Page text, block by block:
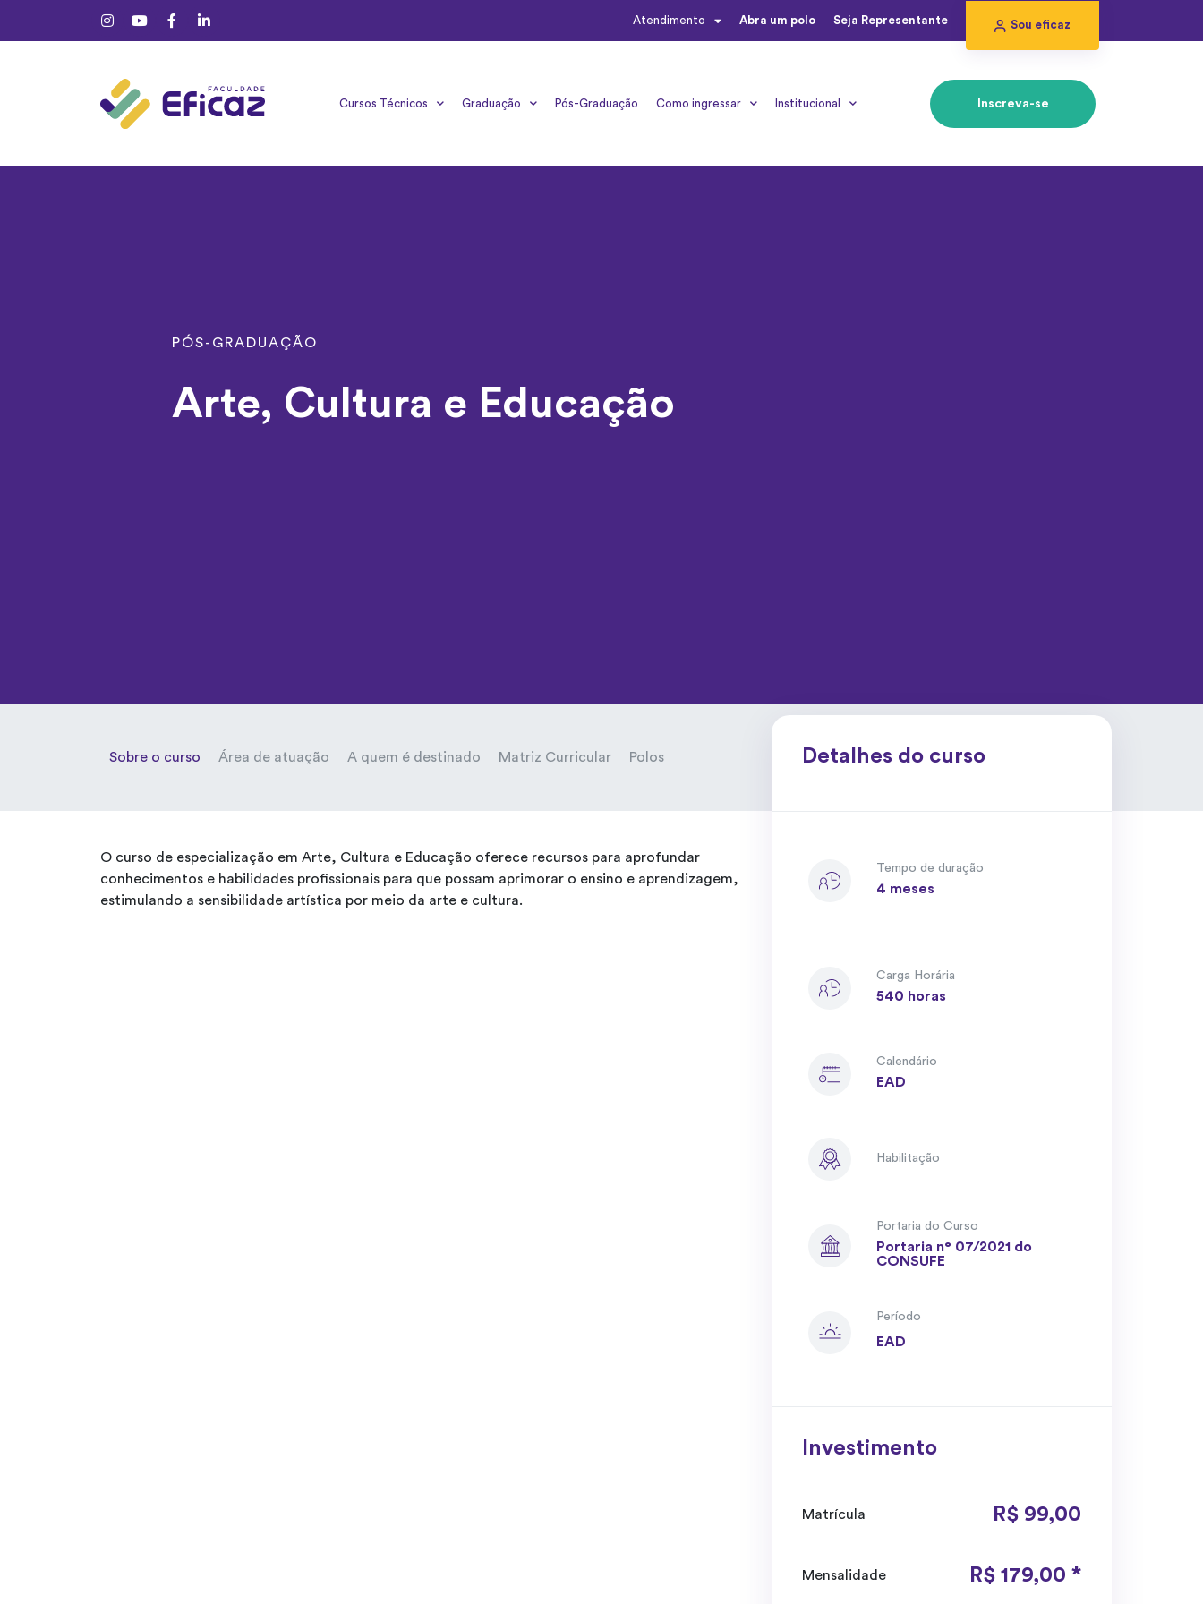
Atendimento Abra um polo Seja Representante Sou eficaz
Cursos Técnicos Graduação Pós-Graduação Como ingressar Institucional Inscreva-se
PÓS-GRADUAÇÃO
Arte, Cultura e Educação
Sobre o curso Área de atuação A quem é destinado Matriz Curricular Polos
O curso de especialização em Arte, Cultura e Educação oferece recursos para aprofundar
conhecimentos e habilidades profissionais para que possam aprimorar o ensino e aprendizagem,
estimulando a sensibilidade artística por meio da arte e cultura.
Detalhes do curso
Tempo de duração
4 meses
Carga Horária
540 horas
Calendário
EAD
Habilitação
Portaria do Curso
Portaria n° 07/2021 do
CONSUFE
Período
EAD
Investimento
Matrícula R$ 99,00
Mensalidade R$ 179,00 *